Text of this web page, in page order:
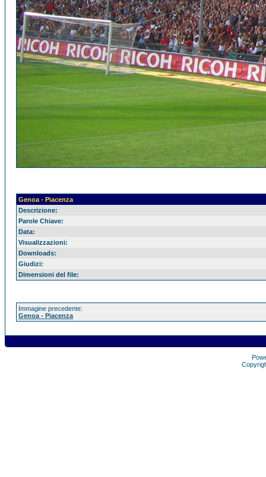
Genoa - Piacenza
Descrizione:
Parole Chiave:
Data:
Visualizzazioni:
Downloads:
Giudizi:
Dimensioni del file:
Immagine precedente:
Genoa - Piacenza